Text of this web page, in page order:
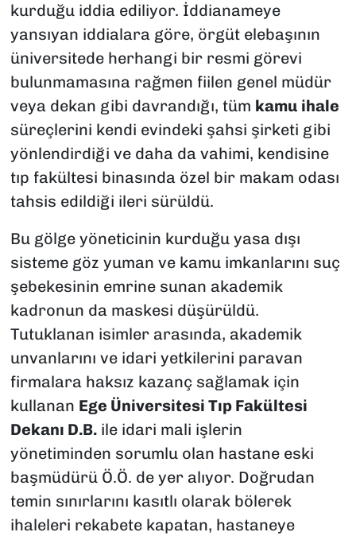
kurduğu iddia ediliyor. İddianameye
yansıyan iddialara göre, örgüt elebaşının
üniversitede herhangi bir resmi görevi
bulunmamasına rağmen fiilen genel müdür
veya dekan gibi davrandığı, tüm kamu ihale
süreçlerini kendi evindeki şahsi şirketi gibi
yönlendirdiği ve daha da vahimi, kendisine
tıp fakültesi binasında özel bir makam odası
tahsis edildiği ileri sürüldü.
Bu gölge yöneticinin kurduğu yasa dışı
sisteme göz yuman ve kamu imkanlarını suç
şebekesinin emrine sunan akademik
kadronun da maskesi düşürüldü.
Tutuklanan isimler arasında, akademik
unvanlarını ve idari yetkilerini paravan
firmalara haksız kazanç sağlamak için
kullanan Ege Üniversitesi Tıp Fakültesi
Dekanı D.B.ile idari mali işlerin
yönetiminden sorumlu olan hastane eski
başmüdürü Ö.Ö. de yer alıyor. Doğrudan
temin sınırlarını kasıtlı olarak bölerek
ihaleleri rekabete kapatan, hastaneye